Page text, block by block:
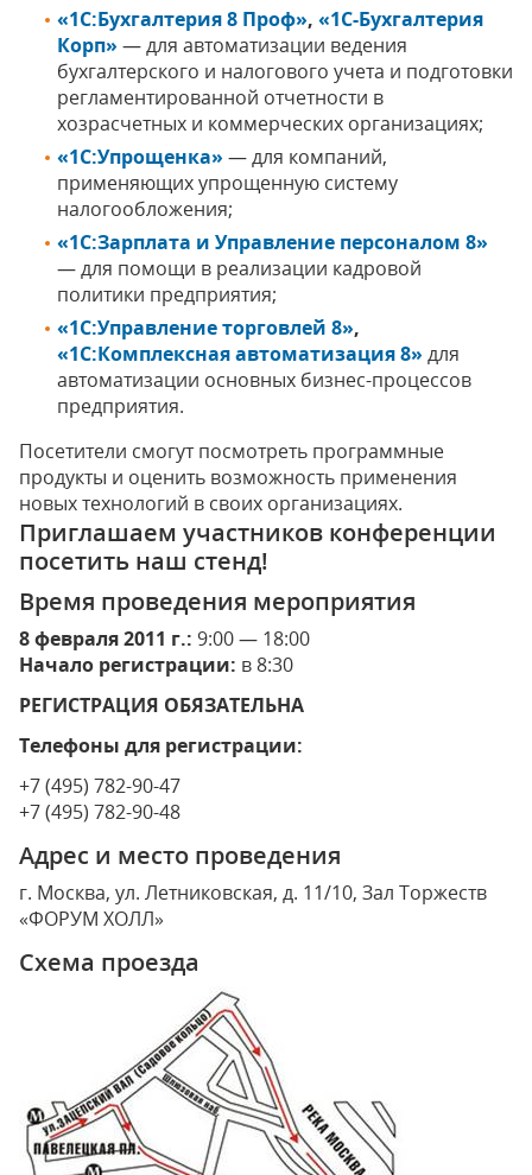
«1С:Бухгалтерия 8 Проф», «1С-Бухгалтерия
Корп» — для автоматизации ведения
бухгалтерского и налогового учета и подготовки
регламентированной отчетности в
хозрасчетных и коммерческих организациях;
«1С:Упрощенка» — для компаний,
применяющих упрощенную систему
налогообложения;
«1С:Зарплата и Управление персоналом 8»
— для помощи в реализации кадровой
политики предприятия;
«1С:Управление торговлей 8»,
«1С:Комплексная автоматизация 8» для
автоматизации основных бизнес-процессов
предприятия.
Посетители смогут посмотреть программные
продукты и оценить возможность применения
новых технологий в своих организациях.
Приглашаем участников конференции
посетить наш стенд!
Время проведения мероприятия
8 февраля 2011 г.: 9:00 — 18:00
Начало регистрации: в 8:30
РЕГИСТРАЦИЯ ОБЯЗАТЕЛЬНА
Телефоны для регистрации:
+7 (495) 782-90-47
+7 (495) 782-90-48
Адрес и место проведения
г. Москва, ул. Летниковская, д. 11/10, Зал Торжеств
«ФОРУМ ХОЛЛ»
Схема проезда